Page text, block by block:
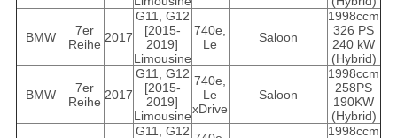
BMW
7er
Reihe 2017
G11, G12
[2015-
2019]
Limousine
740e,
Le
Saloon
1998ccm
326 PS
240 kW
(Hybrid)
BMW
7er
Reihe 2017
G11, G12
[2015-
2019]
Limousine
740e,
Le
xDrive
Saloon
1998ccm
258PS
190KW
(Hybrid)
G11, G12
1998ccm